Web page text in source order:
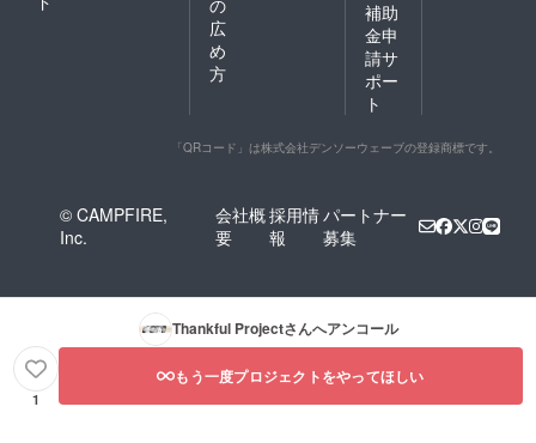
広
め
方
補助
金申
請サ
ポー
ト
「QRコード」は株式会社デンソーウェーブの登録商標です。
© CAMPFIRE,
Inc.
会社概
要
採用情
報
パートナー
募集
Thankful Projectさんへアンコール
1
もう一度プロジェクトをやってほしい